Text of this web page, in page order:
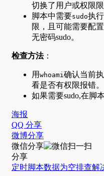
切换了用户或权限
脚本中需要sudo执
限，且可能需要配置
无密码sudo。
检查方法：
用 whoami确认当前
看是否有权限报错。
如果需要sudo,在脚
海报
QQ 分享
微博分享
微信分享
分享
定时脚本数据为空排查解